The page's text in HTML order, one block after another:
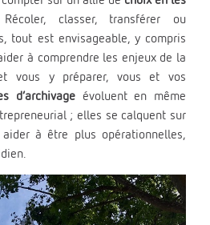
classer, transférer ou
tout est envisageable, y compris
à comprendre les enjeux de la
vous y préparer, vous et vos
d’archivage évoluent en même
; elles se calquent sur
à être plus opérationnelles,